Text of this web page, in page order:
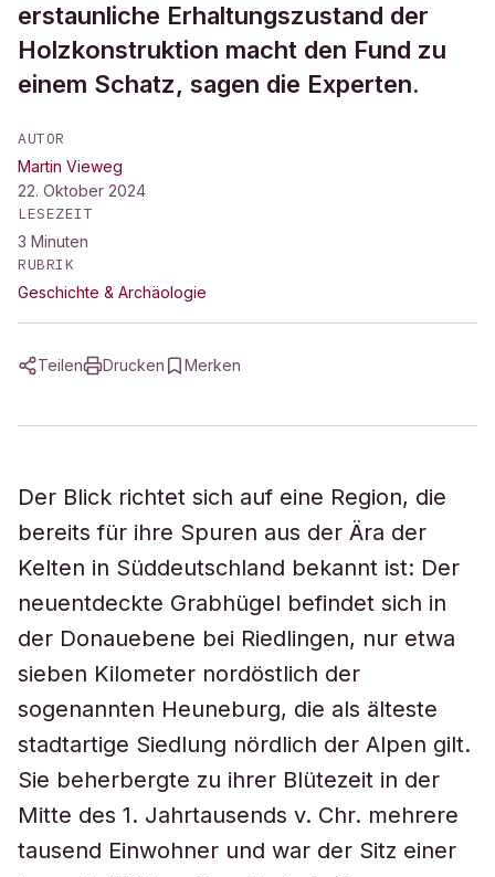
erstaunliche Erhaltungszustand der
Holzkonstruktion macht den Fund zu
einem Schatz, sagen die Experten.
AUTOR
Martin Vieweg
22. Oktober 2024
LESEZEIT
3 Minuten
RUBRIK
Geschichte & Archäologie
Teilen Drucken Merken
Der Blick richtet sich auf eine Region, die
bereits für ihre Spuren aus der Ära der
Kelten in Süddeutschland bekannt ist: Der
neuentdeckte Grabhügel befindet sich in
der Donauebene bei Riedlingen, nur etwa
sieben Kilometer nordöstlich der
sogenannten Heuneburg, die als älteste
stadtartige Siedlung nördlich der Alpen gilt.
Sie beherbergte zu ihrer Blütezeit in der
Mitte des 1. Jahrtausends v. Chr. mehrere
tausend Einwohner und war der Sitz einer